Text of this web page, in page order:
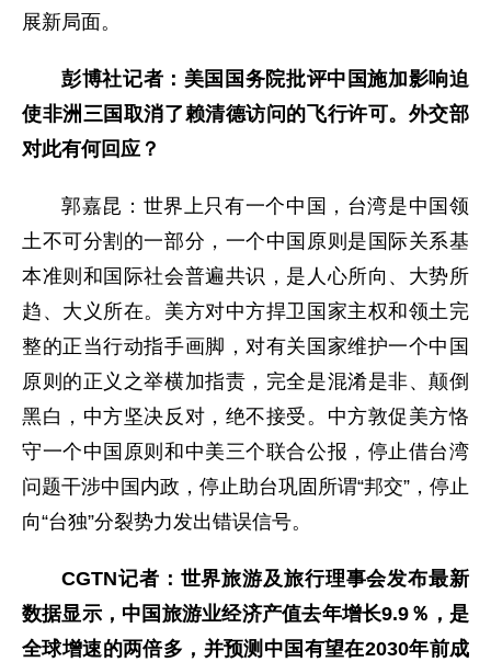
展新局面。
彭博社记者：美国国务院批评中国施加影响迫
使非洲三国取消了赖清德访问的飞行许可。外交部
对此有何回应？
郭嘉昆：世界上只有一个中国，台湾是中国领
土不可分割的一部分，一个中国原则是国际关系基
本准则和国际社会普遍共识，是人心所向、大势所
趋、大义所在。美方对中方捍卫国家主权和领土完
整的正当行动指手画脚，对有关国家维护一个中国
原则的正义之举横加指责，完全是混淆是非、颠倒
黑白，中方坚决反对，绝不接受。中方敦促美方恪
守一个中国原则和中美三个联合公报，停止借台湾
问题干涉中国内政，停止助台巩固所谓“邦交”，停止
向“台独”分裂势力发出错误信号。
CGTN记者：世界旅游及旅行理事会发布最新
数据显示，中国旅游业经济产值去年增长9.9％，是
全球增速的两倍多，并预测中国有望在2030年前成